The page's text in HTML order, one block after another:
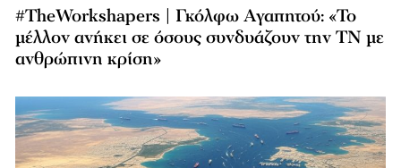
#TheWorkshapers | Γκόλφω Αγαπητού: «Το
μέλλον ανήκει σε όσους συνδυάζουν την ΤΝ με
ανθρώπινη κρίση»